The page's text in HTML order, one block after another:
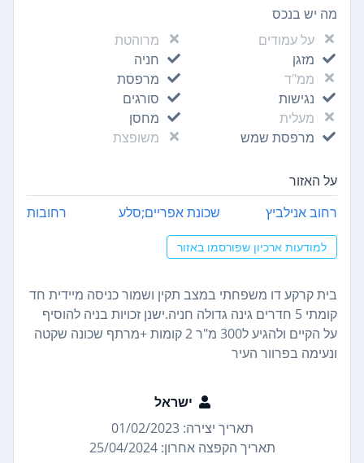
מה יש בנכס
על עמודים
מרוהטת
מזגן
חניה
ממ"ד
מרפסת
נגישות
סורגים
מעלית
מחסן
מרפסת שמש
משופצת
על האזור
רחוב אנילביץ שכונת אפריים;סלע רחובות
למודעות ארכיון שפורסמו באזור
בית קרקע דו משפחתי במצב תקין ושמור כניסה מיידית חד
קומתי 5 חדרים גינה גדולה חניה.ישנן זכויות בניה להוסיף
על הקיים ולהגיע ל300 מ"ר 2 קומות +מרתף שכונה שקטה
ונעימה בפרוור העיר
ישראל
תאריך יצירה: 01/02/2023
תאריך הקפצה אחרון: 25/04/2024